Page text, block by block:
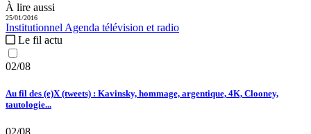
À lire aussi
25/01/2016
Institutionnel Agenda télévision et radio
Le fil actu
02/08
Au fil des (e)X (tweets) : Kavinsky, hommage, argentique, 4K, Clooney,
tautologie...
02/08